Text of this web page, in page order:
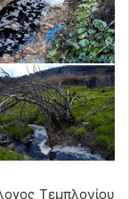
Τεμπλονίου